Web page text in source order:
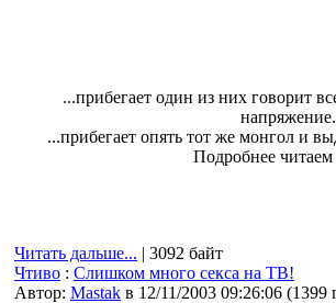
...прибегает один из них говорит
...прибегает опять тот же монгол и
Подробнее читаем
Читать дальше... | 3092 байт
Чтиво : Слишком много секса на ТВ!
Автор: Мastak в 12/11/2003 09:26:06 (1399